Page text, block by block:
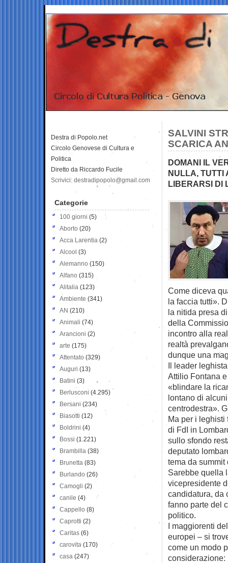
SALVINI
SCARICA
DOMANI IL
NULLA, TUTTI
LIBERARSI DI
Come diceva
la faccia tutti».
la nitida presa
della
incontro alla
realtà
dunque una
Il leader
Attilio Fontana
«blindare la
lontano di
centrodestra».
Ma per i
di FdI in
sullo sfondo
deputato
tema da summit
Sarebbe quella
vicepresidente
candidatura, da
fanno parte del
politico.
I maggiorenti
europei – si
come un modo
Destra di Popolo.net
Circolo Genovese di Cultura e
Politica
Diretto da Riccardo Fucile
Scrivici: destradipopolo@gmail.com
Categorie
100 giorni (5)
Aborto (20)
Acca Larentia (2)
Alcool (3)
Alemanno (150)
Alfano (315)
Alitalia (123)
Ambiente (341)
AN (210)
Animali (74)
Arancioni (2)
arte (175)
Attentato (329)
Auguri (13)
Batini (3)
Berlusconi (4.295)
Bersani (234)
Biasotti (12)
Boldrini (4)
Bossi (1.221)
Brambilla (38)
Brunetta (83)
Burlando (26)
Camogli (2)
canile (4)
Cappello (8)
Caprotti (2)
Caritas (6)
carovita (170)
casa (247)